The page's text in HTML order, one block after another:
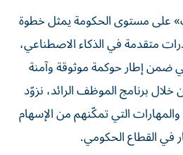
على مستوى الحكومة يمثل خطوة
متقدمة في الذكاء الاصطناعي،
ضمن إطار حوكمة موثوقة وآمنة
خلال برنامج الموظف الرائد، نزوّد
التي تمكّنهم من الإسهام
في القطاع الحكومي.